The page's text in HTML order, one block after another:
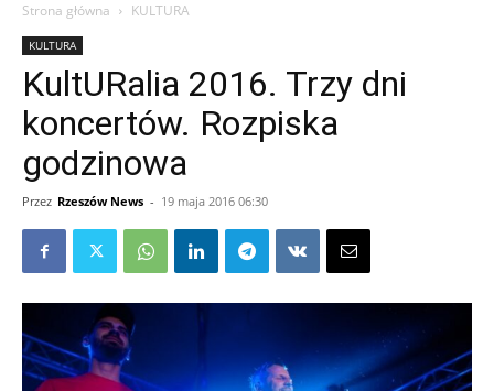
Strona główna KULTURA
KULTURA
KultURalia 2016. Trzy dni
koncertów. Rozpiska
godzinowa
Przez Rzeszów News - 19 maja 2016 06:30